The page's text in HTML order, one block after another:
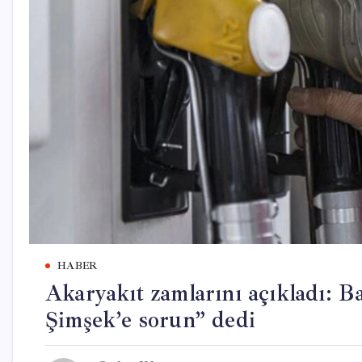
HABER
Akaryakıt zamlarını açıkladı:
Şimşek’e sorun” dedi